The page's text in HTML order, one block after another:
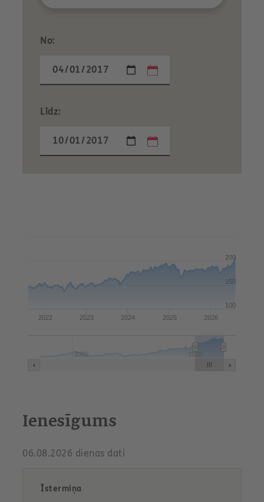
No:
Līdz:
2022 2023 2024 2025 2026
2000 2020
200
100
150
Ienesīgums
06.08.2026 dienas dati
Īstermiņa